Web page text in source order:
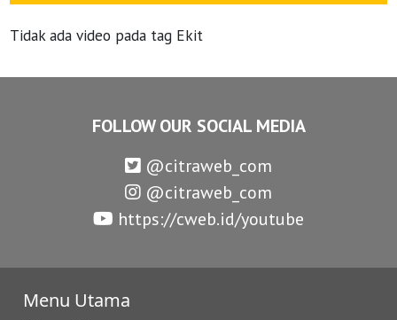
Tidak ada video pada tag Ekit
FOLLOW OUR SOCIAL MEDIA
@citraweb_com
@citraweb_com
https://cweb.id/youtube
Menu Utama